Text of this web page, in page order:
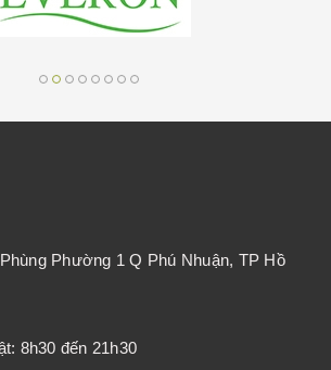
Phường 1 Q Phú Nhuận, TP Hồ
8h30 đến 21h30